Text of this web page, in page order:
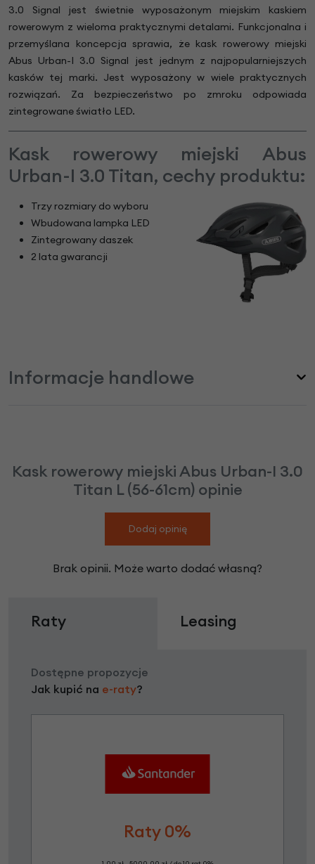
3.0 Signal jest świetnie wyposażonym miejskim kaskiem
rowerowym z wieloma praktycznymi detalami. Funkcjonalna i
przemyślana koncepcja sprawia, że kask rowerowy miejski
Abus Urban-I 3.0 Signal jest jednym z najpopularniejszych
kasków tej marki. Jest wyposażony w wiele praktycznych
rozwiązań. Za bezpieczeństwo po zmroku odpowiada
zintegrowane światło LED.
Kask rowerowy miejski Abus
Urban-I 3.0 Titan, cechy produktu:
Trzy rozmiary do wyboru
Wbudowana lampka LED
Zintegrowany daszek
2 lata gwarancji
Informacje handlowe
Kask rowerowy miejski Abus Urban-I 3.0
Titan L (56-61cm) opinie
Dodaj opinię
Brak opinii. Może warto dodać własną?
Raty Leasing
Dostępne propozycje
Jak kupić na e-raty?
Raty 0%